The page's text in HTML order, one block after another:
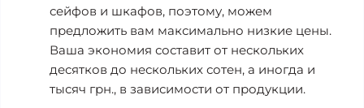
сейфов и шкафов, поэтому, можем
предложить вам максимально низкие цены.
Ваша экономия составит от нескольких
десятков до нескольких сотен, а иногда и
тысяч грн., в зависимости от продукции.